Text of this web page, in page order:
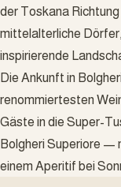
der Toskana
mittelalterliche
inspirierende
Die Ankunft in
renommiertesten
Gäste in die Super-
Bolgheri Superiore —
einem Aperitif bei